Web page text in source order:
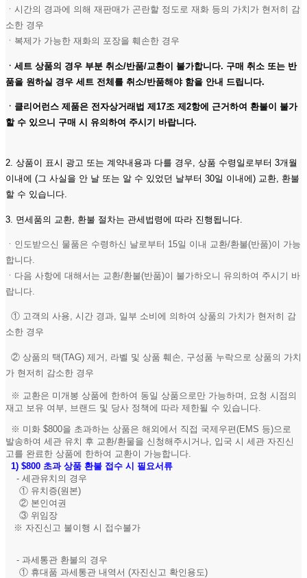
ㆍ시간의 경과에 의해 재판매가 곤란할 정도로 재화 등의 가치가 현저히 감
소한 경우
ㆍ복제가 가능한 재화의 포장을 훼손한 경우
ㆍ세트 상품의 경우 부분 취소/반품/교환이 불가합니다. 구매 취소 또는 반
품을 원하실 경우 세트 전체를 취소/반품해야 함을 안내 드립니다.
ㆍ클리어런스 제품은 전자상거래법 제17조 제2항에 근거하여 환불이 불가
할 수 있으니 구매 시 유의하여 주시기 바랍니다.
2. 상품이 표시 광고 또는 계약내용과 다를 경우, 상품 수령일로부터 3개월
이내에 (그 사실을 안 날 또는 알 수 있었던 날부터 30일 이내에) 교환, 환불
할 수 있습니다.
3. 면세품의 교환, 환불 절차는 관세법령에 따라 진행됩니다.
ㆍ인도받으신 물품은 수령하신 날로부터 15일 이내 교환/환불(반품)이 가능
합니다.
ㆍ다음 사항에 대해서는 교환/환불(반품)이 불가하오니 유의하여 주시기 바
랍니다.
① 고객의 사용, 시간 경과, 일부 소비에 의하여 상품의 가치가 현저히 감
소한 경우
② 상품의 택(TAG) 제거, 라벨 및 상품 훼손, 구성품 누락으로 상품의 가치
가 현저히 감소한 경우
※ 교환은 미개봉 상품에 한하여 동일 상품으로만 가능하며, 요청 시점의
재고 보유 여부, 브랜드 및 당사 정책에 따라 제한될 수 있습니다.
※ 미화 $800을 초과하는 상품은 해외에서 직접 국제우편(EMS 등)으로
발송하여 세관 유치 후 교환/환물을 신청해주시거나, 입국 시 세관 자진신
고를 완료한 상품에 한하여 교환이 가능합니다.
1) $800 초과 상품 환불 접수 시 필요서류
- 세관유치의 경우
① 유치증(원본)
② 본인여권
③ 위임장
※ 자진신고 불이행 시 접수불가
- 과세통관 환불의 경우
① 휴대품 과세통관 내역서 (자진신고 확인용도)